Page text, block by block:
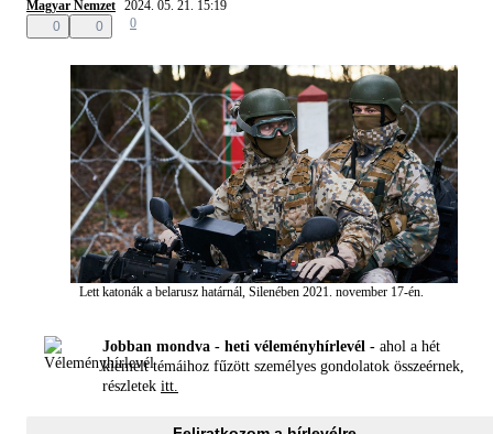
Magyar Nemzet 2024. 05. 21. 15:19
0
0 0
Lett katonák a belarusz határnál, Silenében 2021. november 17-én.
Jobban mondva - heti véleményhírlevél - ahol a hét
kiemelt témáihoz fűzött személyes gondolatok összeérnek,
részletek itt.